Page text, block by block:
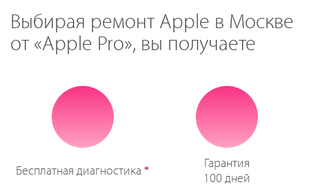
Выбирая ремонт Apple в Москве
от «Apple Pro», вы получаете
Бесплатная диагностика *
Гарантия
100 дней